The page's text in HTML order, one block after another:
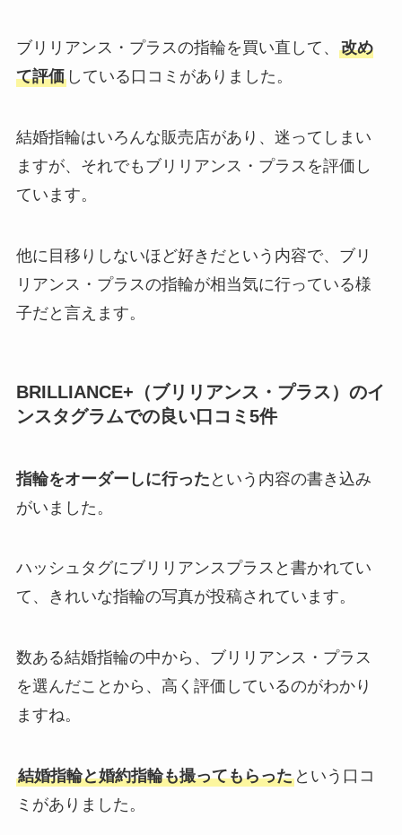
ブリリアンス・プラスの指輪を買い直して、 改め
て評価している口コミがありました。
結婚指輪はいろんな販売店があり、迷ってしまい
ますが、それでもブリリアンス・プラスを評価し
ています。
他に目移りしないほど好きだという内容で、ブリ
リアンス・プラスの指輪が相当気に行っている様
子だと言えます。
BRILLIANCE+（ブリリアンス・プラス）のイ
ンスタグラムでの良い口コミ5件
指輪をオーダーしに行った という内容の書き込み
がいました。
ハッシュタグにブリリアンスプラスと書かれてい
て、きれいな指輪の写真が投稿されています。
数ある結婚指輪の中から、ブリリアンス・プラス
を選んだことから、高く評価しているのがわかり
ますね。
結婚指輪と婚約指輪も撮ってもらったという口コ
ミがありました。